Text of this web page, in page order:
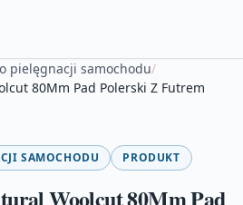
pielęgnacji samochodu/
80Mm Pad Polerski Z Futrem
SAMOCHODU PRODUKT
Woolcut 80Mm Pad